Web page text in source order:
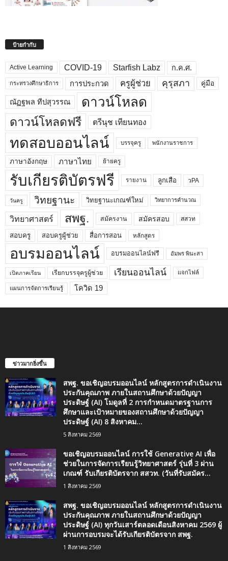
ป้ายกำกับ
Active Learning COVID-19 Starfish Labz ก.ค.ศ.
กระทรวงศึกษาธิการ การประกวด ครูผู้ช่วย คุรุสภา คู่มือ
ณัฏฐพล ทีปสุวรรณ ดาวน์โหลด
ดาวน์โหลดฟรี ตรีนุช เทียนทอง
ทดสอบออนไลน์ บรรจุครู พนักงานราชการ
ภาษาอังกฤษ ภาษาไทย ย้ายครู
รับเกียรติบัตรฟรี รายงาน ลูกเสือ วPA
วันครู วิทยฐานะ วิทยฐานะเกณฑ์ใหม่ วิทยาการคำนวณ
วิทยาศาสตร์ สพฐ. สมัครงาน สมัครสอบ สสวท
สอบครู สอบครูผู้ช่วย สื่อการสอน หลักสูตร
อบรมออนไลน์ อบรมออนไลน์ฟรี อัมพร พินะสา
เปิดภาคเรียน เรียกบรรจุครูผู้ช่วย เรียนออนไลน์ แจกไฟล์
แผนการจัดการเรียนรู้ โควิด 19
ข่าวมากยิ่งขึ้น
สพฐ. ขอเชิญอบรมออนไลน์ หลักสูตรการดำเนินงาน
ประกันคุณภาพ ภายในสถานศึกษาด้วยปัญญา
ประดิษฐ์ (AI) โมดูลที่ 2 การกำหนดมาตรฐานการ
ศึกษาและเป้าหมายของสถานศึกษาด้วยปัญญา
ประดิษฐ์ (AI) 8 สิงหาคม...
5 สิงหาคม 2569
ขอเชิญอบรมออนไลน์ การใช้ Generative AI เพื่อ
ช่วยในการจัดการเรียนรู้วิทยาศาสตร์ รุ่นที่ 3 ผ่าน
เกณฑ์ รับเกียรติบัตรจาก สสวท. (วันที่รับสมัคร...
1 สิงหาคม 2569
สพฐ. ขอเชิญอบรมออนไลน์ หลักสูตรการดำเนินงาน
ประกันคุณภาพ ภายในสถานศึกษาด้วยปัญญา
ประดิษฐ์ (AI) ทุกวันเสาร์ตลอดเดือนสิงหาคม 2569 ผู้
ผ่านการอบรมจะได้รับเกียรติบัตรจาก สพฐ.
1 สิงหาคม 2569